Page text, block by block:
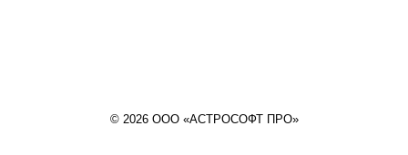
© 2026 ООО «АСТРОСОФТ ПРО»